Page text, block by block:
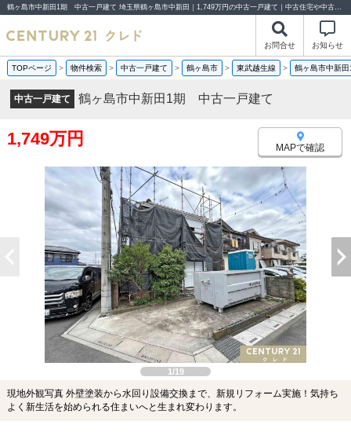
鶴ヶ島市中新田1期 中古一戸建て 埼玉県鶴ヶ島市中新田｜1,749万円の中古一戸建て｜中古住宅や中古物件情報｜センチュリー21クレド
お問合せ お知らせ
TOPページ > 物件検索 > 中古一戸建て > 鶴ヶ島市 > 東武越生線 > 鶴ヶ島市中新
中古一戸建て 鶴ヶ島市中新田1期 中古一戸建て
1,749万円 MAPで確認
1/19
現地外観写真 外壁塗装から水回り設備交換まで、新規リフォーム実施！気持ち
よく新生活を始められる住まいへと生まれ変わります。